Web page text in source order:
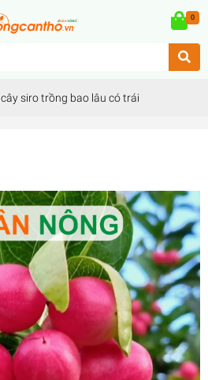
0
cây siro trồng bao lâu có trái